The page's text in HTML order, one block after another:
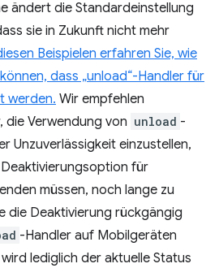
ändert die Standardeinstellung
sie in Zukunft nicht mehr
Beispielen erfahren Sie, wie
dass „unload“-Handler für
werden. Wir empfehlen
die Verwendung von unload -
Unzuverlässigkeit einzustellen,
für
müssen, noch lange zu
die Deaktivierung rückgängig
-Handler auf Mobilgeräten
lediglich der aktuelle Status